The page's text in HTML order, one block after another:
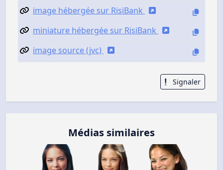
image hébergée sur RisiBank
miniature hébergée sur RisiBank
image source (jvc)
Signaler
Médias similaires